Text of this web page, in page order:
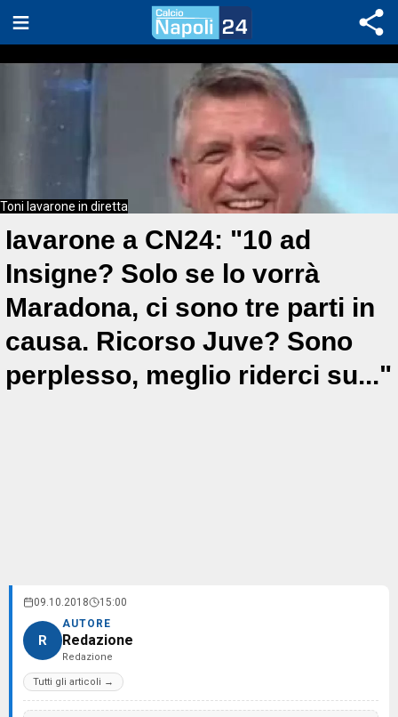
Toni Iavarone in diretta
Iavarone a CN24: "10 ad
Insigne? Solo se lo vorrà
Maradona, ci sono tre parti in
causa. Ricorso Juve? Sono
perplesso, meglio riderci su..."
09.10.2018 15:00
R
AUTORE
Redazione
Redazione
Tutti gli articoli →